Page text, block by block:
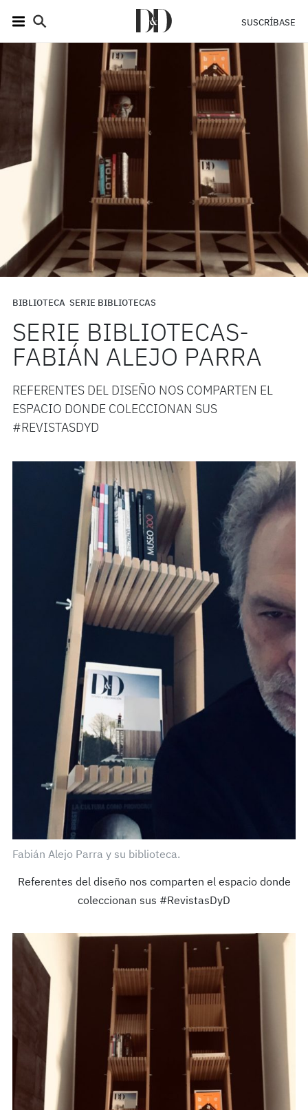
SUSCRÍBASE
BIBLIOTECA SERIE BIBLIOTECAS
SERIE BIBLIOTECAS-
FABIÁN ALEJO PARRA
REFERENTES DEL DISEÑO NOS COMPARTEN EL
ESPACIO DONDE COLECCIONAN SUS
#REVISTASDYD
Fabián Alejo Parra y su biblioteca.
Referentes del diseño nos comparten el espacio donde
coleccionan sus #RevistasDyD